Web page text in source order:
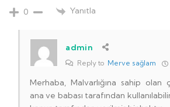
0 Yanıtla
admin
Reply to Merve sağlam
Merhaba, Malvarlığına sahip olan
ana ve babası tarafından